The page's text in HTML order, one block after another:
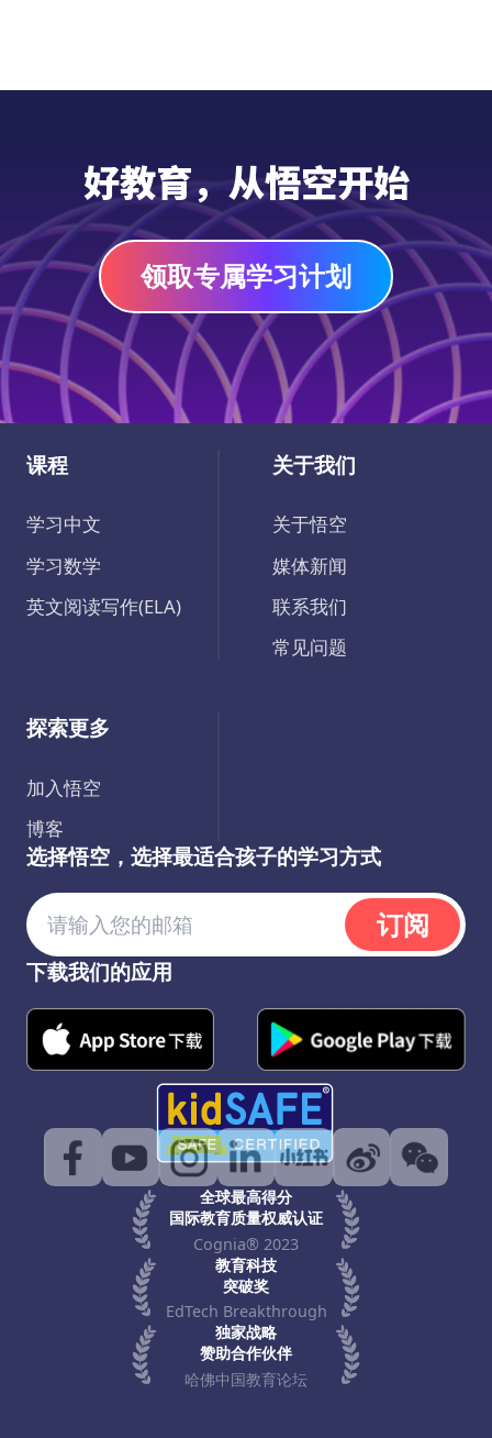
的理解，培养了批判性思维和反思能力。
好教育，从悟空开始
领取专属学习计划
课程
学习中文
学习数学
英文阅读写作(ELA)
关于我们
关于悟空
媒体新闻
联系我们
常见问题
探索更多
加入悟空
博客
选择悟空，选择最适合孩子的学习方式
订阅
下载我们的应用
全球最高得分
国际教育质量权威认证
Cognia® 2023
教育科技
突破奖
EdTech Breakthrough
独家战略
赞助合作伙伴
哈佛中国教育论坛